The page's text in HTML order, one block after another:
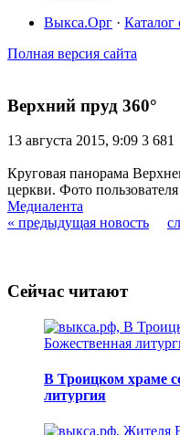
Выкса.Орг · Каталог
Полная версия сайта
Верхний пруд 360°
13 августа 2015, 9:09 3 681
Круговая панорама
церкви. Фото
Медиалента
« предыдущая новость
Сейчас читают
В Троицком храме
литургия